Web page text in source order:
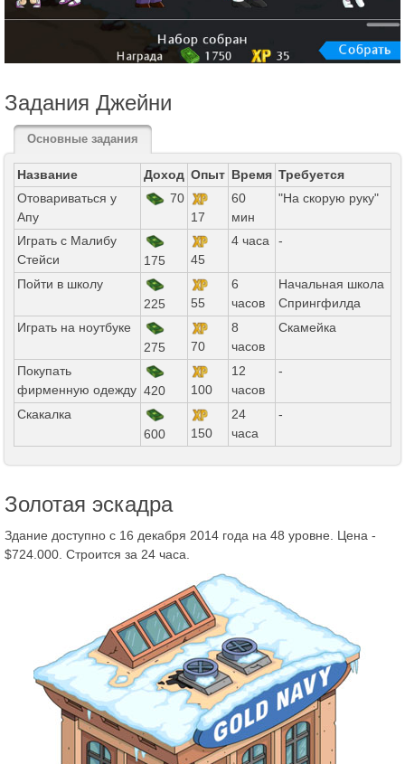
Задания Джейни
Основные задания
Название Доход Опыт Время Требуется
Отовариваться у
Апу
70
17
60
мин
"На скорую руку"
Играть с Малибу
Стейси
175 45
4 часа -
Пойти в школу
225
55
6
часов
Начальная школа
Спрингфилда
Играть на ноутбуке
275
70
8
часов
Скамейка
Покупать
фирменную одежду 420 100
12
часов
-
Скакалка
600
150
24
часа
-
Золотая эскадра
Здание доступно с 16 декабря 2014 года на 48 уровне. Цена -
$724.000. Строится за 24 часа.